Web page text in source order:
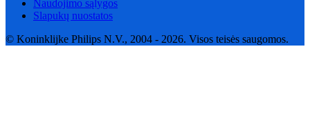
Naudojimo sąlygos
Slapukų nuostatos
© Koninklijke Philips N.V., 2004 - 2026. Visos teisės saugomos.